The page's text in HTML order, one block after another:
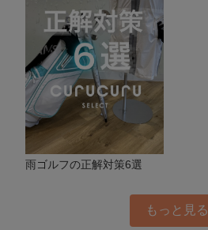
雨ゴルフの正解対策6選
もっと見る